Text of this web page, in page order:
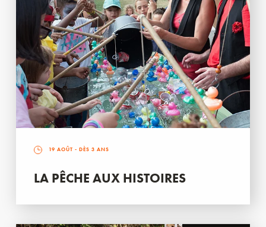
19 AOÛT - DÈS 3 ANS
LA PÊCHE AUX HISTOIRES